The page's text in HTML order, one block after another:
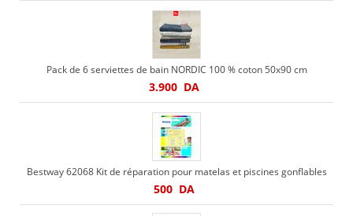
Pack de 6 serviettes de bain NORDIC 100 % coton 50x90 cm
3.900 DA
Bestway 62068 Kit de réparation pour matelas et piscines gonflables
500 DA